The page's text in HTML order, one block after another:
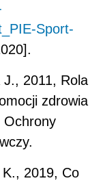
Sport-
J., 2011, Rola
zdrowia
Ochrony
2019, Co